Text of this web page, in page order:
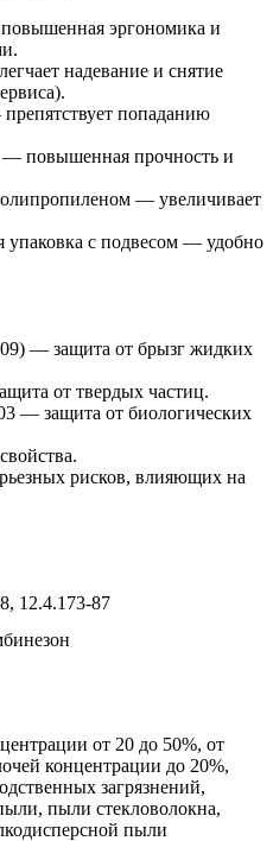
эргономика и
надевание и снятие
попаданию
повышенная прочность и
— увеличивает
упаковка с подвесом — удобно
— защита от брызг жидких
от твердых частиц.
— защита от биологических
рисков, влияющих на
12.4.173-87
от 20 до 50%, от
концентрации до 20%,
загрязнений,
пыли стекловолокна,
пыли